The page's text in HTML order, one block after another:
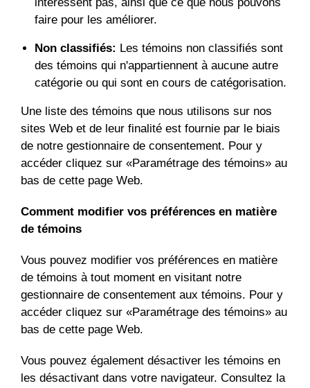
faire pour les améliorer.
Non classifiés: Les témoins non classifiés sont
des témoins qui n'appartiennent à aucune autre
catégorie ou qui sont en cours de catégorisation.
Une liste des témoins que nous utilisons sur nos
sites Web et de leur finalité est fournie par le biais
de notre gestionnaire de consentement. Pour y
accéder cliquez sur «Paramétrage des témoins» au
bas de cette page Web.
Comment modifier vos préférences en matière
de témoins
Vous pouvez modifier vos préférences en matière
de témoins à tout moment en visitant notre
gestionnaire de consentement aux témoins. Pour y
accéder cliquez sur «Paramétrage des témoins» au
bas de cette page Web.
Vous pouvez également désactiver les témoins en
les désactivant dans votre navigateur. Consultez la